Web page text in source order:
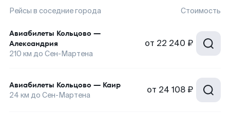
Рейсы в соседние города Стоимость
Авиабилеты Кольцово —
Александрия
210 км до Сен-Мартена
от 22 240 ₽
Авиабилеты Кольцово — Каир
24 км до Сен-Мартена от 24 108 ₽